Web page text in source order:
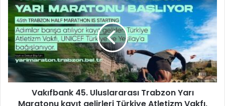
a
f
a
n
k
Vakıfbank 45. Uluslararası Trabzon Yarı